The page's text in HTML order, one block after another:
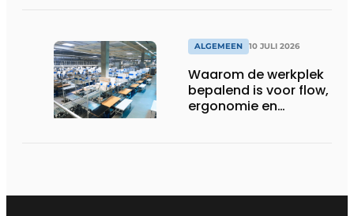
ALGEMEEN 10 JULI 2026
Waarom de werkplek
bepalend is voor flow,
ergonomie en